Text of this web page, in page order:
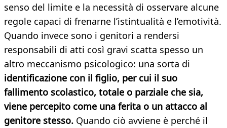
senso del limite e la necessità di osservare alcune
regole capaci di frenarne l’istintualità e l’emotività.
Quando invece sono i genitori a rendersi
responsabili di atti così gravi scatta spesso un
altro meccanismo psicologico: una sorta di
identificazione con il figlio, per cui il suo
fallimento scolastico, totale o parziale che sia,
viene percepito come una ferita o un attacco al
genitore stesso. Quando ciò avviene è perché il